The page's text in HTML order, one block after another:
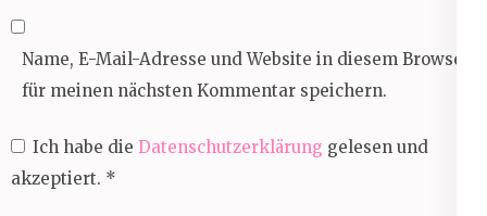
Name, E-Mail-Adresse und Website in diesem Browser
für meinen nächsten Kommentar speichern.
Ich habe die Datenschutzerklärung gelesen und
akzeptiert. *